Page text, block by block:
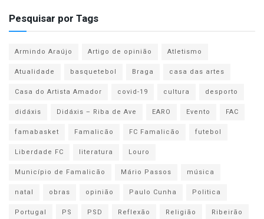
Pesquisar por Tags
Armindo Araújo Artigo de opinião
Atletismo
Atualidade
basquetebol Braga
casa das artes
Casa do Artista Amador
covid-19 cultura
desporto
didáxis
Didáxis – Riba de Ave EARO Evento
FAC
famabasket
Famalicão FC Famalicão
futebol
Liberdade FC
literatura
Louro
Município de Famalicão
Mário Passos
música
natal
obras opinião Paulo Cunha
Politica
Portugal
PS PSD Reflexão Religião
Ribeirão